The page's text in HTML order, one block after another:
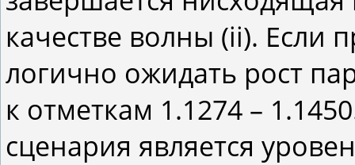
качестве волны (ii). Если
логично ожидать рост
к отметкам 1.1274 –
сценария является